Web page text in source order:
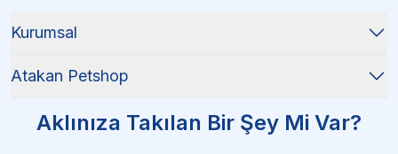
Kurumsal
Atakan Petshop
Aklınıza Takılan Bir Şey Mi Var?